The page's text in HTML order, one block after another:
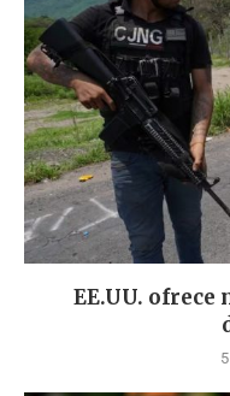
EE.UU. ofrece